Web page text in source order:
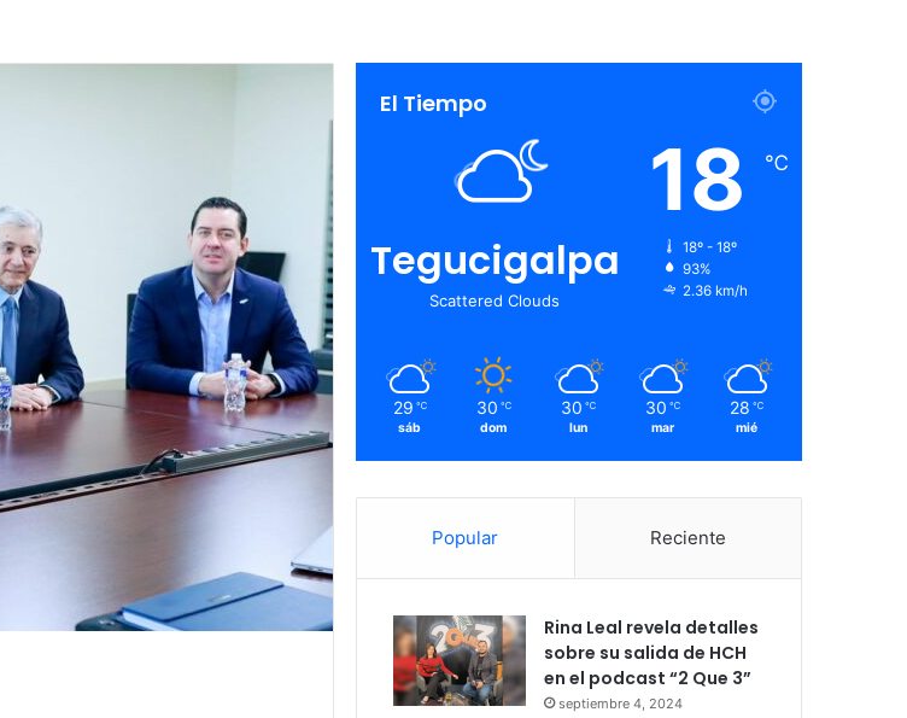
El Tiempo
Tegucigalpa
Scattered Clouds
18 ℃
18º - 18º
93%
2.36 km/h
29 ℃
sáb
30 ℃
dom
30 ℃
lun
30 ℃
mar
28 ℃
mié
Popular Reciente
Rina Leal revela detalles
sobre su salida de HCH
en el podcast “2 Que 3”
septiembre 4, 2024